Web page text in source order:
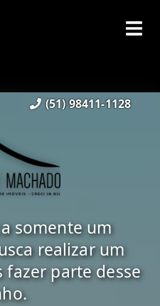
(51) 98411-1128
somente um
realizar um
fazer parte desse